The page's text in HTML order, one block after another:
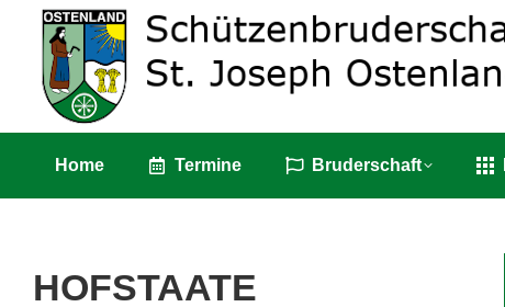
Home Termine Bruderschaft
HOFSTAATE
Home Termine